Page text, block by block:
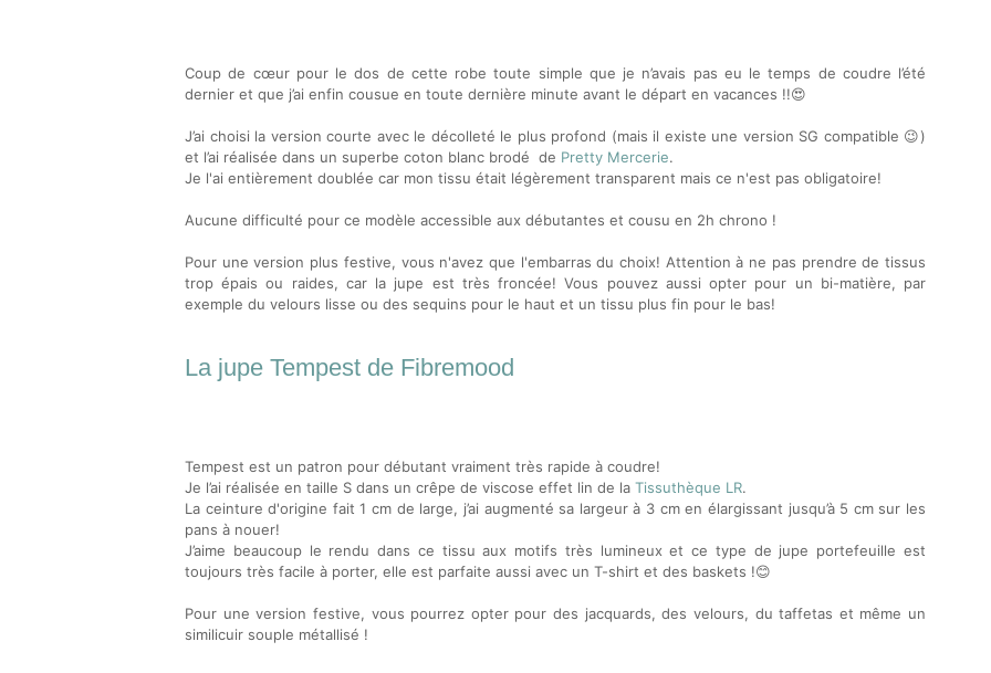
Coup de cœur pour le dos de cette robe toute simple que je n’avais pas eu le temps de coudre l’été
dernier et que j’ai enfin cousue en toute dernière minute avant le départ en vacances !!😍
J’ai choisi la version courte avec le décolleté le plus profond (mais il existe une version SG compatible 😉)
et l’ai réalisée dans un superbe coton blanc brodé de Pretty Mercerie.
Je l'ai entièrement doublée car mon tissu était légèrement transparent mais ce n'est pas obligatoire!
Aucune difficulté pour ce modèle accessible aux débutantes et cousu en 2h chrono !
Pour une version plus festive, vous n'avez que l'embarras du choix! Attention à ne pas prendre de tissus
trop épais ou raides, car la jupe est très froncée! Vous pouvez aussi opter pour un bi-matière, par
exemple du velours lisse ou des sequins pour le haut et un tissu plus fin pour le bas!
La jupe Tempest de Fibremood
Tempest est un patron pour débutant vraiment très rapide à coudre!
Je l’ai réalisée en taille S dans un crêpe de viscose effet lin de la Tissuthèque LR.
La ceinture d'origine fait 1 cm de large, j’ai augmenté sa largeur à 3 cm en élargissant jusqu’à 5 cm sur les
pans à nouer!
J’aime beaucoup le rendu dans ce tissu aux motifs très lumineux et ce type de jupe portefeuille est
toujours très facile à porter, elle est parfaite aussi avec un T-shirt et des baskets !😊
Pour une version festive, vous pourrez opter pour des jacquards, des velours, du taffetas et même un
similicuir souple métallisé !